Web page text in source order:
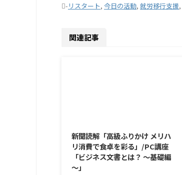
- リスタート, 今日の活動, 就労移行支援,
関連記事
新聞読解「高級ふりかけ メリハ
リ消費で食卓を彩る」/PC講座
「ビジネス文書とは？ ～基礎編
～」